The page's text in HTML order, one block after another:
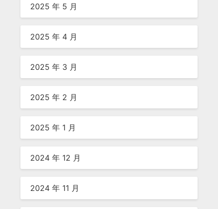
2025 年 5 月
2025 年 4 月
2025 年 3 月
2025 年 2 月
2025 年 1 月
2024 年 12 月
2024 年 11 月